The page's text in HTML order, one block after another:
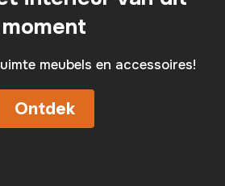
in Scandinavisch ontwerp
zwart gepoedercoat metaal
lopers zorgen voor mooie
moment
meubels en accessoires!
Ontdek